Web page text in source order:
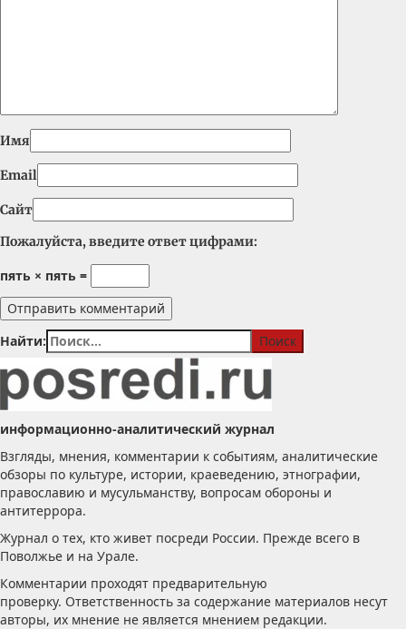
Имя
Email
Сайт
Пожалуйста, введите ответ цифрами:
пять × пять =
Найти:
информационно-аналитический журнал
Взгляды, мнения, комментарии к событиям, аналитические
обзоры по культуре, истории, краеведению, этнографии,
православию и мусульманству, вопросам обороны и
антитеррора.
Журнал о тех, кто живет посреди России. Прежде всего в
Поволжье и на Урале.
Комментарии проходят предварительную
проверку. Ответственность за содержание материалов несут
авторы, их мнение не является мнением редакции.